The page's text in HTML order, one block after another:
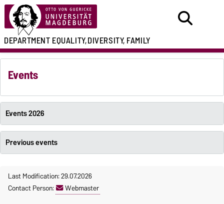
DEPARTMENTEQUALITY,DIVERSITY, FAMILY
Events
Events 2026
Previous events
Last Modification: 29.07.2026
Contact Person:
Webmaster